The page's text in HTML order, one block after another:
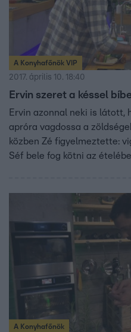
A Konyhafőnök VIP
2017. április 10. 18:40
Ervin szeret a késsel
Ervin azonnal neki is látott,
apróra vagdossa a
közben Zé figyelmeztette:
Séf bele fog kötni az
A Konyhafőnök